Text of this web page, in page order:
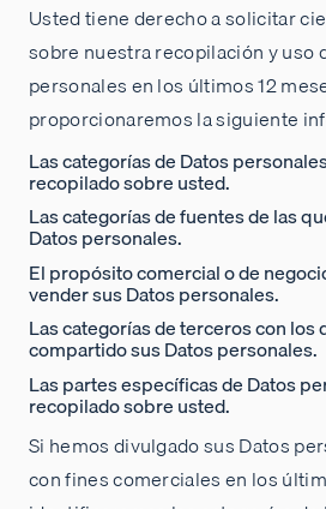
Usted tiene derecho a solicitar
sobre nuestra recopilación y uso
personales en los últimos 12
proporcionaremos la siguiente
Las categorías de Datos
recopilado sobre usted.
Las categorías de fuentes de las
Datos personales.
El propósito comercial o de
vender sus Datos personales.
Las categorías de terceros con los
compartido sus Datos personales.
Las partes específicas de Datos
recopilado sobre usted.
Si hemos divulgado sus Datos
con fines comerciales en los